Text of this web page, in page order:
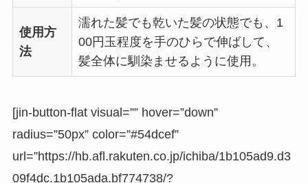
使用方
法
濡れた髪でも乾いた髪の状態でも、1
00円玉程度を手のひらで伸ばして、
髪全体に馴染ませるように使用。
[jin-button-flat visual=”” hover=”down”
radius=”50px” color=”#54dcef”
url=”https://hb.afl.rakuten.co.jp/ichiba/1b105ad9.d3
09f4dc.1b105ada.bf774738/?